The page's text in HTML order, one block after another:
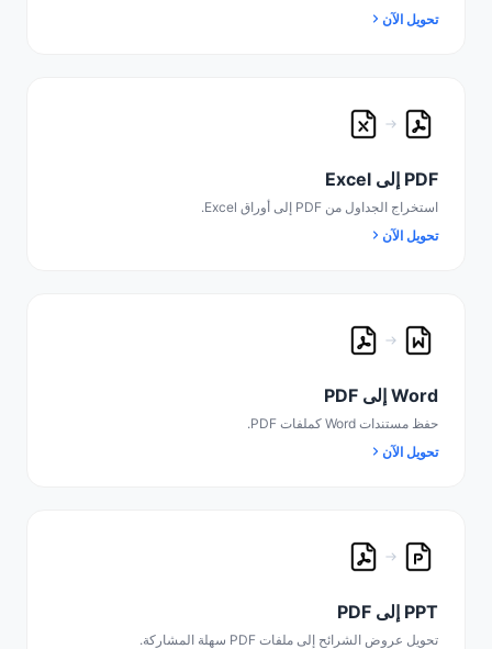
تحويل الآن
PDF إلى Excel
استخراج الجداول من PDF إلى أوراق Excel.
تحويل الآن
Word إلى PDF
حفظ مستندات Word كملفات PDF.
تحويل الآن
PPT إلى PDF
تحويل عروض الشرائح إلى ملفات PDF سهلة المشاركة.